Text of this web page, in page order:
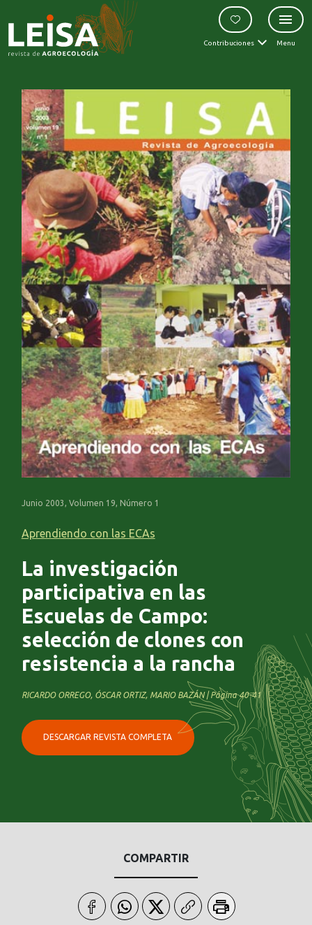
Contribuciones Menu
Junio 2003, Volumen 19, Número 1
Aprendiendo con las ECAs
La investigación
participativa en las
Escuelas de Campo:
selección de clones con
resistencia a la rancha
RICARDO ORREGO, ÓSCAR ORTIZ, MARIO BAZÁN | Página 40-41
DESCARGAR REVISTA COMPLETA
COMPARTIR